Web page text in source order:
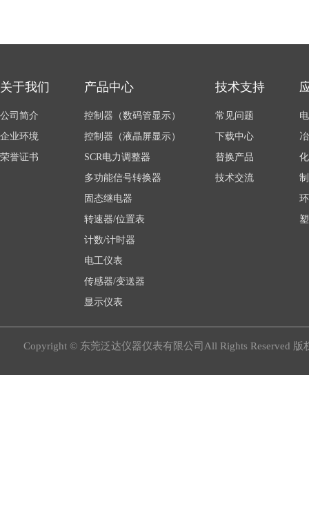
关于我们
公司简介
企业环境
荣誉证书
产品中心
控制器（数码管显示）
控制器（液晶屏显示）
SCR电力调整器
多功能信号转换器
固态继电器
转速器/位置表
计数/计时器
电工仪表
传感器/变送器
显示仪表
技术支持
常见问题
下载中心
替换产品
技术交流
Copyright © 东莞泛达仪器仪表有限公司All Rights Reserved 版